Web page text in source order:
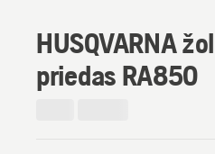
HUSQVARNA
priedas RA850